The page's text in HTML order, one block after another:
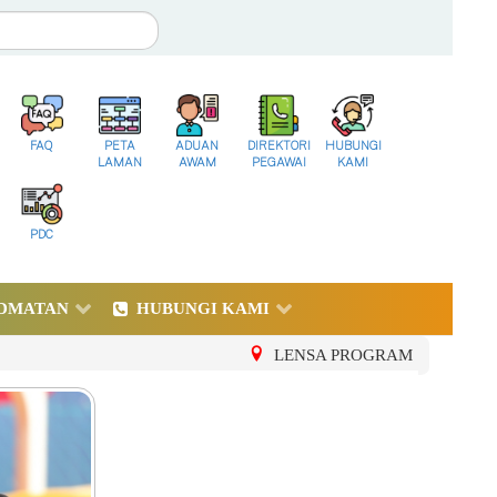
FAQ
PETA
LAMAN
ADUAN
AWAM
DIREKTORI
PEGAWAI
HUBUNGI
KAMI
PDC
HUBUNGI KAMI
LENSA PROGRAM